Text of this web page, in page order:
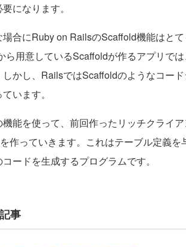
になります。
合にRuby on RailsのScaffold機能はと
ら用意しているScaffoldが作るアプリで
かし、RailsではScaffoldのようなコー
います。
能を使って、前回作ったリッチクライ
作っていきます。これはテーブル定義を
ードを生成するプログラムです。
事